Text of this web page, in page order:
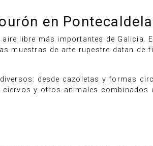
en
libre más importantes de Galicia.
muestras de arte rupestre datan de
desde cazoletas y formas
ciervos y otros animales combinados